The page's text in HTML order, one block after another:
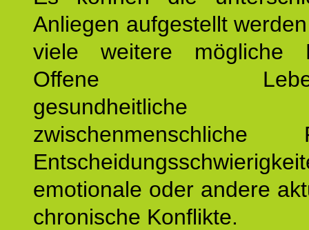
Anliegen aufgestellt
viele weitere mögliche
Offene
zwischenmenschliche
emotionale oder andere
chronische Konflikte.